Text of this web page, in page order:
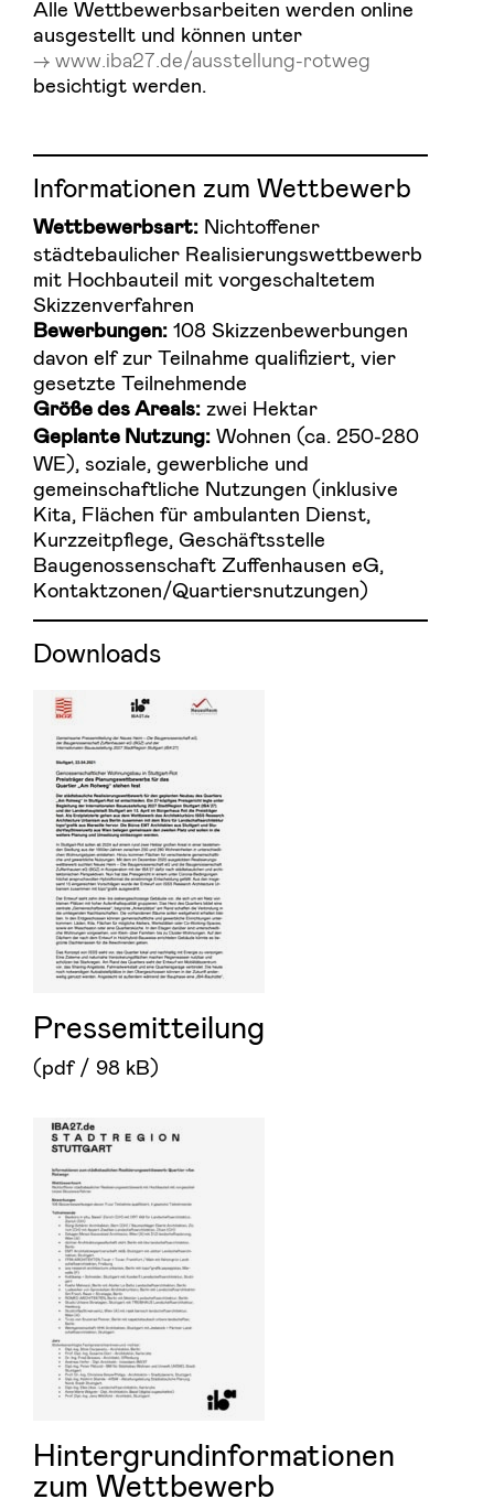
Alle Wettbewerbsarbeiten werden online
ausgestellt und können unter
www.iba27.de/ausstellung-rotweg
besichtigt werden.
Informationen zum Wettbewerb
Wettbewerbsart: Nichtoffener
städtebaulicher Realisierungswettbewerb
mit Hochbauteil mit vorgeschaltetem
Skizzenverfahren
Bewerbungen: 108 Skizzenbewerbungen
davon elf zur Teilnahme qualifiziert, vier
gesetzte Teilnehmende
Größe des Areals: zwei Hektar
Geplante Nutzung: Wohnen (ca. 250-280
WE), soziale, gewerbliche und
gemeinschaftliche Nutzungen (inklusive
Kita, Flächen für ambulanten Dienst,
Kurzzeitpflege, Geschäftsstelle
Baugenossenschaft Zuffenhausen eG,
Kontaktzonen/Quartiersnutzungen)
Downloads
Pressemitteilung
(pdf / 98 kB)
Hintergrundinformationen
zum Wettbewerb